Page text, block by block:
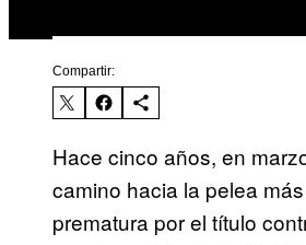
Compartir:
Hace cinco años, en
camino hacia la pelea
prematura por el título